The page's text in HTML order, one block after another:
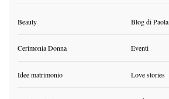
Beauty Blog di Paola
Cerimonia Donna Eventi
Idee matrimonio Love stories